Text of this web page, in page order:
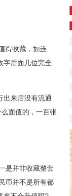
得收藏，如连
字后面几位完全
来后没有流通
面值的，一百张
是并非收藏整套
币并不是所有都